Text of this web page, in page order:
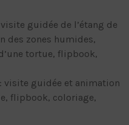
guidée de l’étang de
des zones humides,
tortue, flipbook,
: visite guidée et animation
flipbook, coloriage,